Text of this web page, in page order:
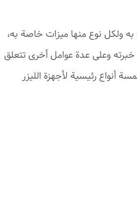
به ولكل نوع منها ميزات خاصة به،
وعلى عدة عوامل أخرى تتعلق
أنواع رئيسية لأجهزة الليزر